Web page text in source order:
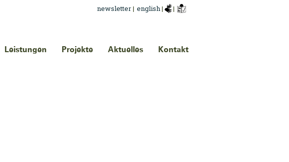
Leistungen Projekte Aktuelles Kontakt
newsletter| english| |